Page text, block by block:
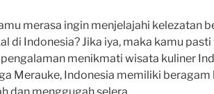
merasa ingin menjelajahi kelezatan
di Indonesia? Jika iya, maka kamu
menikmati wisata kuliner
Merauke, Indonesia memiliki beragam